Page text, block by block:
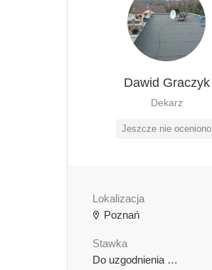
Dawid Graczyk
Dekarz
Jeszcze nie oceniono
Lokalizacja
Poznań
Stawka
Do uzgodnienia